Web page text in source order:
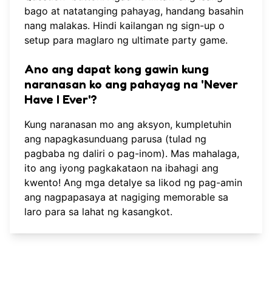
bago at natatanging pahayag, handang basahin
nang malakas. Hindi kailangan ng sign-up o
setup para maglaro ng ultimate party game.
Ano ang dapat kong gawin kung
naranasan ko ang pahayag na 'Never
Have I Ever'?
Kung naranasan mo ang aksyon, kumpletuhin
ang napagkasunduang parusa (tulad ng
pagbaba ng daliri o pag-inom). Mas mahalaga,
ito ang iyong pagkakataon na ibahagi ang
kwento! Ang mga detalye sa likod ng pag-amin
ang nagpapasaya at nagiging memorable sa
laro para sa lahat ng kasangkot.